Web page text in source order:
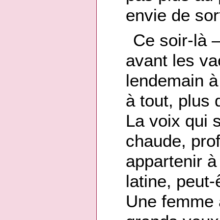
envie de
Ce soir-là
avant les
lendemain
à tout, plus
La voix qui
chaude,
appartenir
latine,
Une